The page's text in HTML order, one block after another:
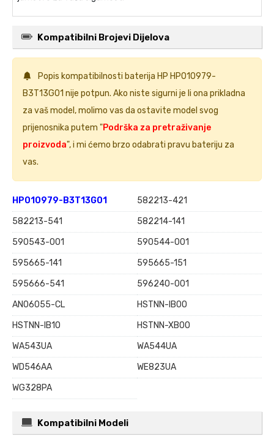
Kompatibilni Brojevi Dijelova
Popis kompatibilnosti baterija HP HP010979-
B3T13G01 nije potpun. Ako niste sigurni je li ona prikladna
za vaš model, molimo vas da ostavite model svog
prijenosnika putem "Podrška za pretraživanje
proizvoda", i mi ćemo brzo odabrati pravu bateriju za
vas.
HP010979-B3T13G01
582213-421
582213-541
582214-141
590543-001
590544-001
595665-141
595665-151
595666-541
596240-001
AN06055-CL
HSTNN-IB0O
HSTNN-IB1O
HSTNN-XB0O
WA543UA
WA544UA
WD546AA
WE823UA
WG328PA
Kompatibilni Modeli